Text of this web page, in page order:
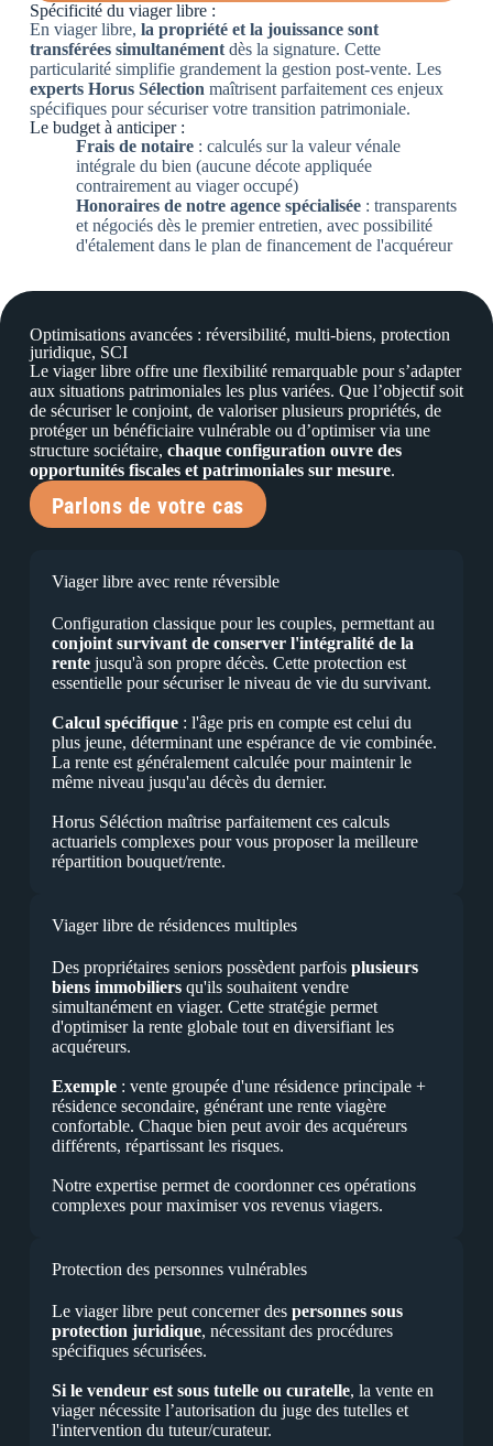
Spécificité du viager libre :
En viager libre, la propriété et la jouissance sont
transférées simultanémentdès la signature. Cette
particularité simplifie grandement la gestion post-vente. Les
experts Horus Sélection maîtrisent parfaitement ces enjeux
spécifiques pour sécuriser votre transition patrimoniale.
Le budget à anticiper :
Frais de notaire : calculés sur la valeur vénale
intégrale du bien (aucune décote appliquée
contrairement au viager occupé)
Honoraires de notre agence spécialisée : transparents
et négociés dès le premier entretien, avec possibilité
d'étalement dans le plan de financement de l'acquéreur
Optimisations avancées: réversibilité, multi-biens, protection
juridique, SCI
Le viager libre offre une flexibilité remarquable pour s’adapter
aux situations patrimoniales les plus variées. Que l’objectif soit
de sécuriser le conjoint, de valoriser plusieurs propriétés, de
protéger un bénéficiaire vulnérable ou d’optimiser via une
structure sociétaire, chaque configuration ouvre des
opportunités fiscales et patrimoniales sur mesure.
Parlons de votre cas
Viager libre avec rente réversible
Configuration classique pour les couples, permettant au
conjoint survivant de conserver l'intégralité de la
rentejusqu'à son propre décès. Cette protection est
essentielle pour sécuriser le niveau de vie du survivant.
Calcul spécifique: l'âge pris en compte est celui du
plus jeune, déterminant une espérance de vie combinée.
La rente est généralement calculée pour maintenir le
même niveau jusqu'au décès du dernier.
Horus Séléction maîtrise parfaitement ces calculs
actuariels complexes pour vous proposer la meilleure
répartition bouquet/rente.
Viager libre de résidences multiples
Des propriétaires seniors possèdent parfois plusieurs
biens immobiliersqu'ils souhaitent vendre
simultanément en viager. Cette stratégie permet
d'optimiser la rente globale tout en diversifiant les
acquéreurs.
Exemple: vente groupée d'une résidence principale +
résidence secondaire, générant une rente viagère
confortable. Chaque bien peut avoir des acquéreurs
différents, répartissant les risques.
Notre expertise permet de coordonner ces opérations
complexes pour maximiser vos revenus viagers.
Protection des personnes vulnérables
Le viager libre peut concerner des personnes sous
protection juridique, nécessitant des procédures
spécifiques sécurisées.
Si le vendeur est sous tutelle ou curatelle, la vente en
viager nécessite l’autorisation du juge des tutelles et
l'intervention du tuteur/curateur.